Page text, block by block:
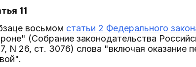
11
восьмом статьи 2 Федерального
(Собрание законодательства
N 26, ст. 3076) слова "включая оказание